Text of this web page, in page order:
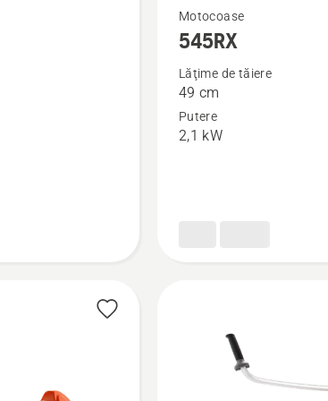
Vezi
mai
multe
detalii
despre
545RX
Motocoase
545RX
Lăţime de tăiere
49 cm
Putere
2,1 kW